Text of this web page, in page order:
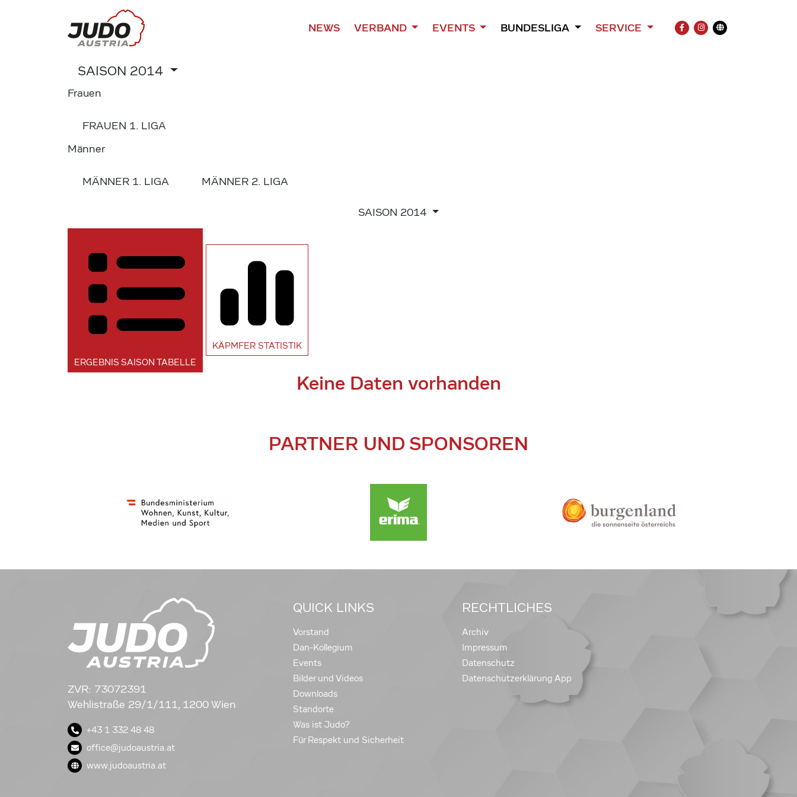
NEWS VERBAND EVENTS BUNDESLIGA SERVICE
FACEBOOK
INSTAGRAM
Übersetzung
SAISON 2014
Frauen
FRAUEN 1. LIGA
Männer
MÄNNER 1. LIGA MÄNNER 2. LIGA
SAISON 2014
ERGEBNIS SAISON TABELLE
KÄPMFER STATISTIK
Keine Daten vorhanden
PARTNER UND SPONSOREN
ZVR: 73072391
Wehlistraße 29/1/111, 1200 Wien
+43 1 332 48 48
office@judoaustria.at
www.judoaustria.at
QUICK LINKS
Vorstand
Dan-Kollegium
Events
Bilder und Videos
Downloads
Standorte
Was ist Judo?
Für Respekt und Sicherheit
RECHTLICHES
Archiv
Impressum
Datenschutz
Datenschutzerklärung App